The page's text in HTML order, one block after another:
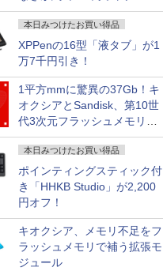
本日みつけたお買い得品
XPPenの16型「液タブ」が1
万7千円引き！
1平方mmに驚異の37Gb！キ
オクシアとSandisk、第10世
代3次元フラッシュメモリを
開発
本日みつけたお買い得品
ポインティングスティック付
き「HHKB Studio」が2,200
円オフ！
キオクシア、メモリ不足をフ
ラッシュメモリで補う拡張モ
ジュール